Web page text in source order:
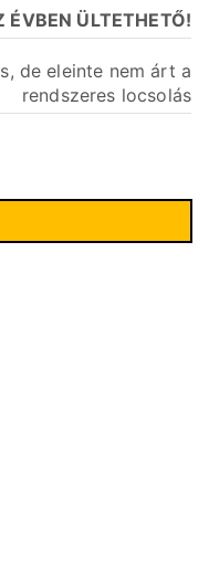
ÉVBEN ÜLTETHETŐ!
de eleinte nem árt a
rendszeres locsolás